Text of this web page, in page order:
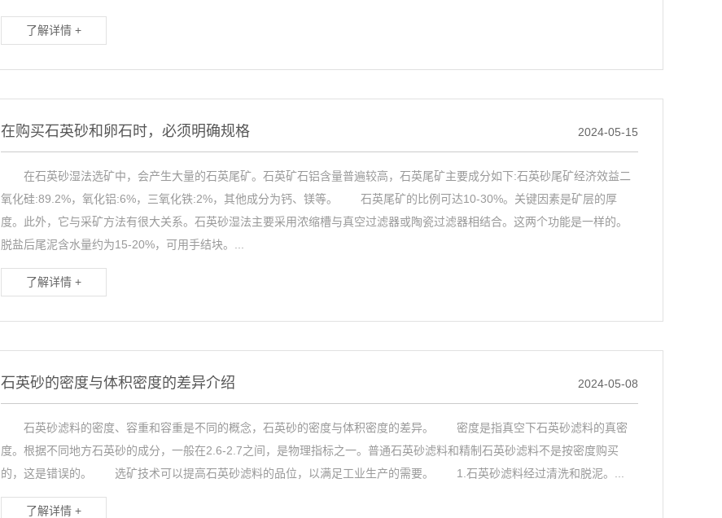
了解详情 +
在购买石英砂和卵石时，必须明确规格 2024-05-15
在石英砂湿法选矿中，会产生大量的石英尾矿。石英矿石铝含量普遍较高，石英尾矿主要成分如下:石英砂尾矿经济效益二
氧化硅:89.2%，氧化铝:6%，三氧化铁:2%，其他成分为钙、镁等。 石英尾矿的比例可达10-30%。关键因素是矿层的厚
度。此外，它与采矿方法有很大关系。石英砂湿法主要采用浓缩槽与真空过滤器或陶瓷过滤器相结合。这两个功能是一样的。
脱盐后尾泥含水量约为15-20%，可用手结块。...
了解详情 +
石英砂的密度与体积密度的差异介绍 2024-05-08
石英砂滤料的密度、容重和容重是不同的概念，石英砂的密度与体积密度的差异。 密度是指真空下石英砂滤料的真密
度。根据不同地方石英砂的成分，一般在2.6-2.7之间，是物理指标之一。普通石英砂滤料和精制石英砂滤料不是按密度购买
的，这是错误的。 选矿技术可以提高石英砂滤料的品位，以满足工业生产的需要。 1.石英砂滤料经过清洗和脱泥。...
了解详情 +